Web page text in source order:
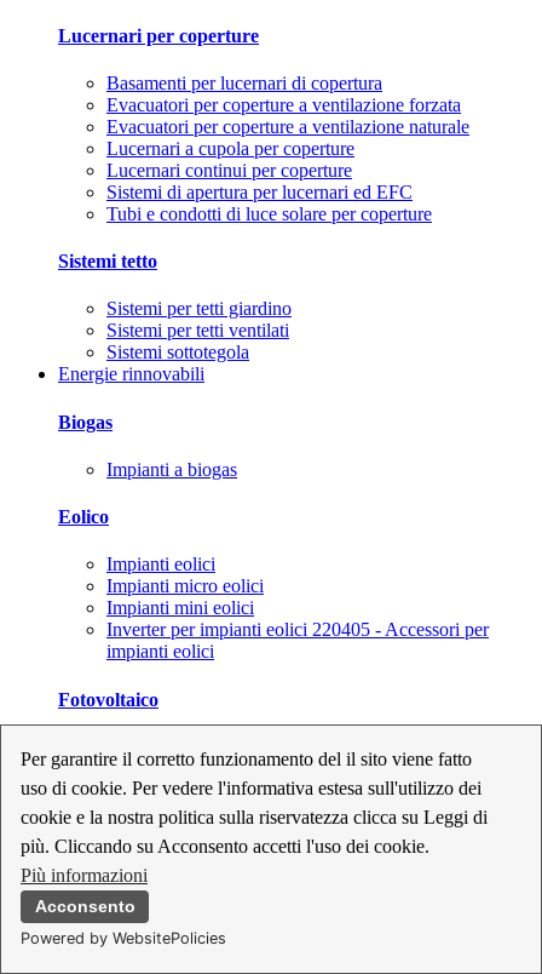
Per garantire il corretto funzionamento del il sito viene fatto
uso di cookie. Per vedere l'informativa estesa sull'utilizzo dei
cookie e la nostra politica sulla riservatezza clicca su Leggi di
più. Cliccando su Acconsento accetti l'uso dei cookie.
Più informazioni
Acconsento
Powered by WebsitePolicies
Lucernari per coperture
Basamenti per lucernari di copertura
Evacuatori per coperture a ventilazione forzata
Evacuatori per coperture a ventilazione naturale
Lucernari a cupola per coperture
Lucernari continui per coperture
Sistemi di apertura per lucernari ed EFC
Tubi e condotti di luce solare per coperture
Sistemi tetto
Sistemi per tetti giardino
Sistemi per tetti ventilati
Sistemi sottotegola
Energie rinnovabili
Biogas
Impianti a biogas
Eolico
Impianti eolici
Impianti micro eolici
Impianti mini eolici
Inverter per impianti eolici 220405 - Accessori per
impianti eolici
Fotovoltaico
Inverter per impianti fotovoltaici
Kit per impianti fotovoltaici
Moduli fotovoltaici
Sistemi di monitoraggio per impianti fotovoltaici
Strumenti di collaudo e configurazione per impianti
fotovoltaici
Supporti per impianti fotovoltaici
Geotermia